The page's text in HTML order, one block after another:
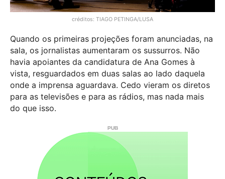
créditos: TIAGO PETINGA/LUSA
Quando os primeiras projeções foram anunciadas, na
sala, os jornalistas aumentaram os sussurros. Não
havia apoiantes da candidatura de Ana Gomes à
vista, resguardados em duas salas ao lado daquela
onde a imprensa aguardava. Cedo vieram os diretos
para as televisões e para as rádios, mas nada mais
do que isso.